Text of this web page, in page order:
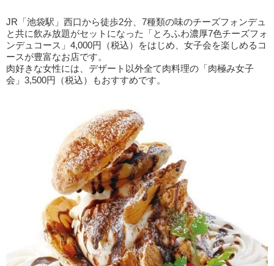
JR「池袋駅」西口から徒歩2分、7種類の味のチーズフォンデュ
と共に飲み放題がセットになった「とろふわ濃厚7色チーズフォ
ンデュコース」4,000円（税込）をはじめ、女子会を楽しめるコ
ースが豊富なお店です。
肉好きな女性には、デザート以外全て肉料理の「肉極み女子
会」3,500円（税込）もおすすめです。